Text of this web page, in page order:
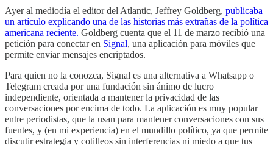
Ayer al mediodía el editor del Atlantic, Jeffrey Goldberg, publicaba
un artículo explicando una de las historias más extrañas de la política
americana reciente. Goldberg cuenta que el 11 de marzo recibió una
petición para conectar en Signal, una aplicación para móviles que
permite enviar mensajes encriptados.
Para quien no la conozca, Signal es una alternativa a Whatsapp o
Telegram creada por una fundación sin ánimo de lucro
independiente, orientada a mantener la privacidad de las
conversaciones por encima de todo. La aplicación es muy popular
entre periodistas, que la usan para mantener conversaciones con sus
fuentes, y (en mi experiencia) en el mundillo político, ya que permite
discutir estrategia y cotilleos sin interferencias ni miedo a que tus